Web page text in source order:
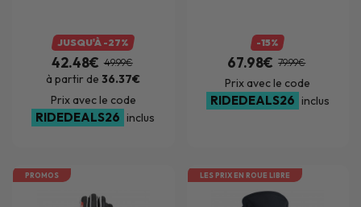
JUSQU'À -27%
42.48€ 49.99€
à partir de36.37€
Prix avec le code
RIDEDEALS26 inclus
-15%
67.98€ 79.99€
Prix avec le code
RIDEDEALS26 inclus
PROMOS LES PRIX EN ROUE LIBRE